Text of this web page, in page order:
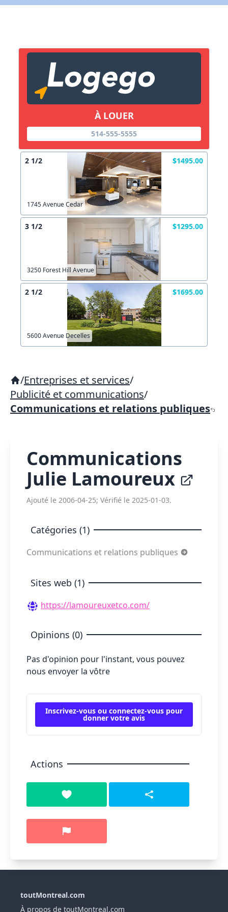
À LOUER
514-555-5555
2 1/2 $1495.00
1745 Avenue Cedar
3 1/2 $1295.00
3250 Forest Hill Avenue
2 1/2 $1695.00
5600 Avenue Decelles
/Entreprises et services/
Publicité et communications/
Communications et relations publiques
Communications
Julie Lamoureux
Ajouté le 2006-04-25; Vérifié le 2025-01-03.
Catégories (1)
Communications et relations publiques
Sites web (1)
https://lamoureuxetco.com/
Opinions (0)
Pas d'opinion pour l'instant, vous pouvez
nous envoyer la vôtre
Inscrivez-vous ou connectez-vous pour
donner votre avis
Actions
toutMontreal.com
À propos de toutMontreal.com
Lien vers inscription (sera inclus dans courriel)
Copier lien
X Fermer Envoyez
X Fermer